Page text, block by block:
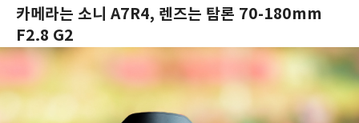
카메라는 소니 A7R4, 렌즈는 탐론 70-180mm
F2.8 G2